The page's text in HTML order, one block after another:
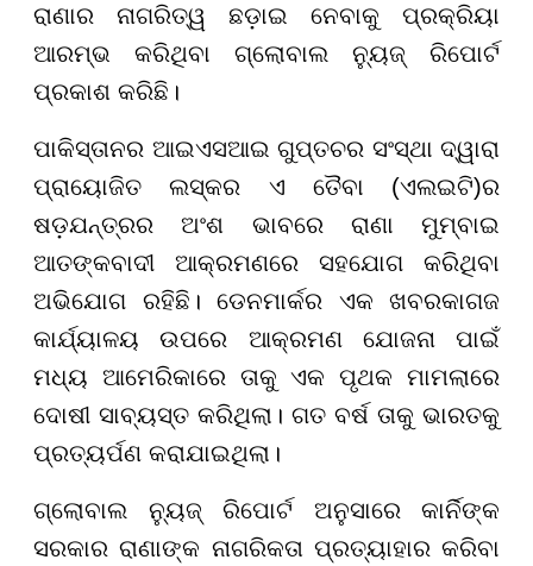
ରାଣାର ନାଗରିତ୍ୱ ଛଡ଼ାଇ ନେବାକୁ ପ୍ରକ୍ରିୟା
ଆରମ୍ଭ କରିଥିବା ଗ୍ଲୋବାଲ ନ୍ୟୁଜ୍ ରିପୋର୍ଟ
ପ୍ରକାଶ କରିଛି।
ପାକିସ୍ତାନର ଆଇଏସଆଇ ଗୁପ୍ତଚର ସଂସ୍ଥା ଦ୍ୱାରା
ପ୍ରାୟୋଜିତ ଲସ୍କର ଏ ତୈବା (ଏଲଇଟି)ର
ଷଡ଼ଯନ୍ତ୍ରର ଅଂଶ ଭାବରେ ରାଣା ମୁମ୍ବାଇ
ଆତଙ୍କବାଦୀ ଆକ୍ରମଣରେ ସହଯୋଗ କରିଥିବା
ଅଭିଯୋଗ ରହିଛି। ଡେନମାର୍କର ଏକ ଖବରକାଗଜ
କାର୍ଯ୍ୟାଳୟ ଉପରେ ଆକ୍ରମଣ ଯୋଜନା ପାଇଁ
ମଧ୍ୟ ଆମେରିକାରେ ତାକୁ ଏକ ପୃଥକ ମାମଲାରେ
ଦୋଷୀ ସାବ୍ୟସ୍ତ କରିଥିଲା। ଗତ ବର୍ଷ ତାକୁ ଭାରତକୁ
ପ୍ରତ୍ୟର୍ପଣ କରାଯାଇଥିଲା।
ଗ୍ଲୋବାଲ ନ୍ୟୁଜ୍ ରିପୋର୍ଟ ଅନୁସାରେ କାର୍ନିଙ୍କ
ସରକାର ରାଣାଙ୍କ ନାଗରିକତା ପ୍ରତ୍ୟାହାର କରିବା